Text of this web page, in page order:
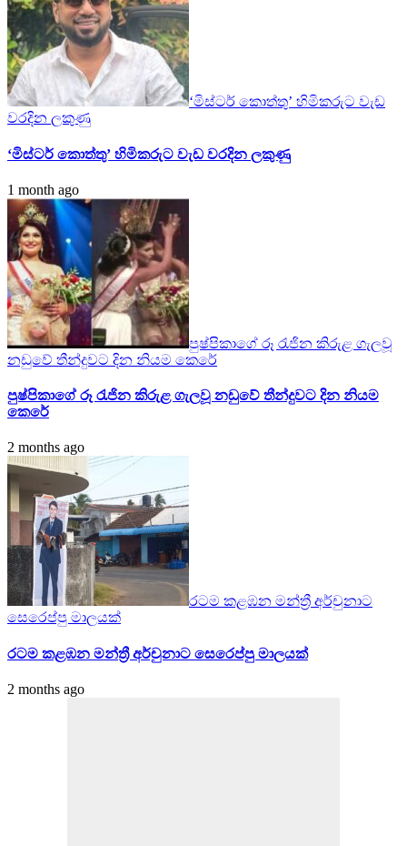
‘මිස්ටර් කොත්තු’ හිමිකරුට වැඩ
වරදින ලකුණු
‘මිස්ටර් කොත්තු’ හිමිකරුට වැඩ වරදින ලකුණු
1 month ago
පුෂ්පිකාගේ රූ රැජින කිරුළ ගැලවූ
නඩුවේ තීන්දුවට දින නියම කෙරේ
පුෂ්පිකාගේ රූ රැජින කිරුළ ගැලවූ නඩුවේ තීන්දුවට දින නියම
කෙරේ
2 months ago
රටම කළඹන මන්ත්‍රී අර්චුනාට
සෙරෙප්පු මාලයක්
රටම කළඹන මන්ත්‍රී අර්චුනාට සෙරෙප්පු මාලයක්
2 months ago